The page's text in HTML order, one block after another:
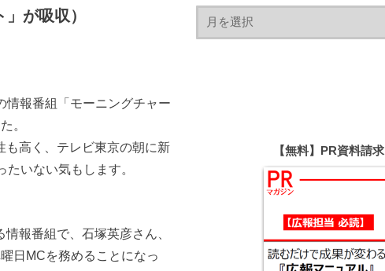
が吸収）
情報番組「モーニングチャー
。
高く、テレビ東京の朝に新
いない気もします。
報番組で、石塚英彦さん、
日MCを務めることになっ
【無料】PR資料請求